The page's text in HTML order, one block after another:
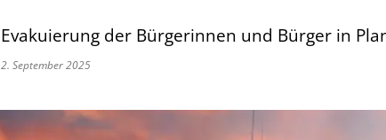
Evakuierung der Bürgerinnen und Bürger in
2. September 2025